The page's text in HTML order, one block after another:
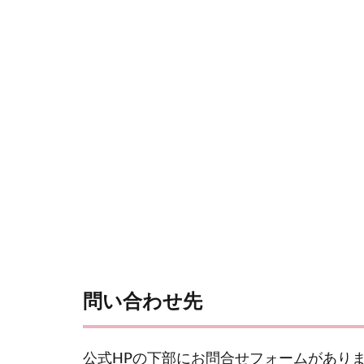
問い合わせ先
公式HPの下部にお問合せフォームがあり